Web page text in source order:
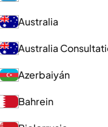
Australia
Australia
Azerbaiyán
Bahrein